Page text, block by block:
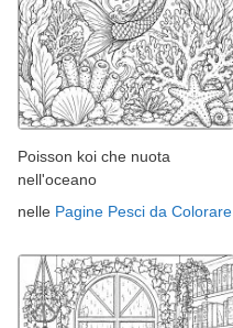
Poisson koi che nuota
nell'oceano
nelle Pagine Pesci da Colorare